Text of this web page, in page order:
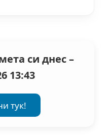
си днес –
13:43
тук!